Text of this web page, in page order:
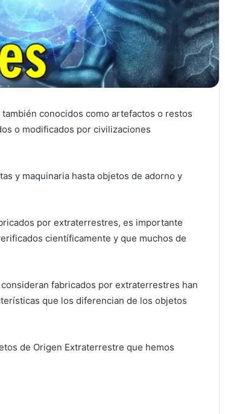
conocidos como artefactos o restos
o modificados por civilizaciones
y maquinaria hasta objetos de adorno y
por extraterrestres, es importante
científicamente y que muchos de
fabricados por extraterrestres han
que los diferencian de los objetos
de Origen Extraterrestre que hemos